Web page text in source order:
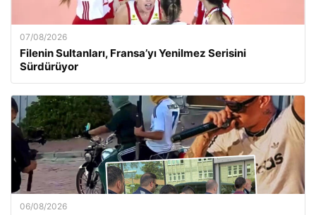
07/08/2026
Filenin Sultanları, Fransa’yı Yenilmez Serisini
Sürdürüyor
06/08/2026